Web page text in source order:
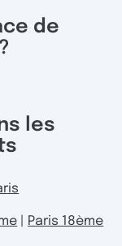
de
les
Paris 18ème